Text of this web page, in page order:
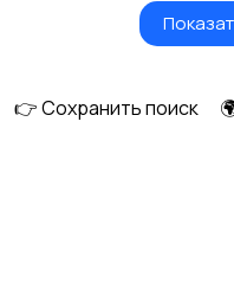
Масла и автохимия
👉 Сохранить поиск